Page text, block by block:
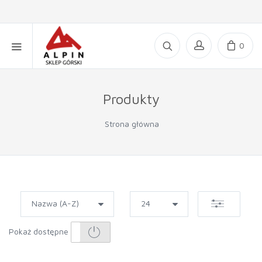
0
Produkty
Strona główna
Pokaż dostępne